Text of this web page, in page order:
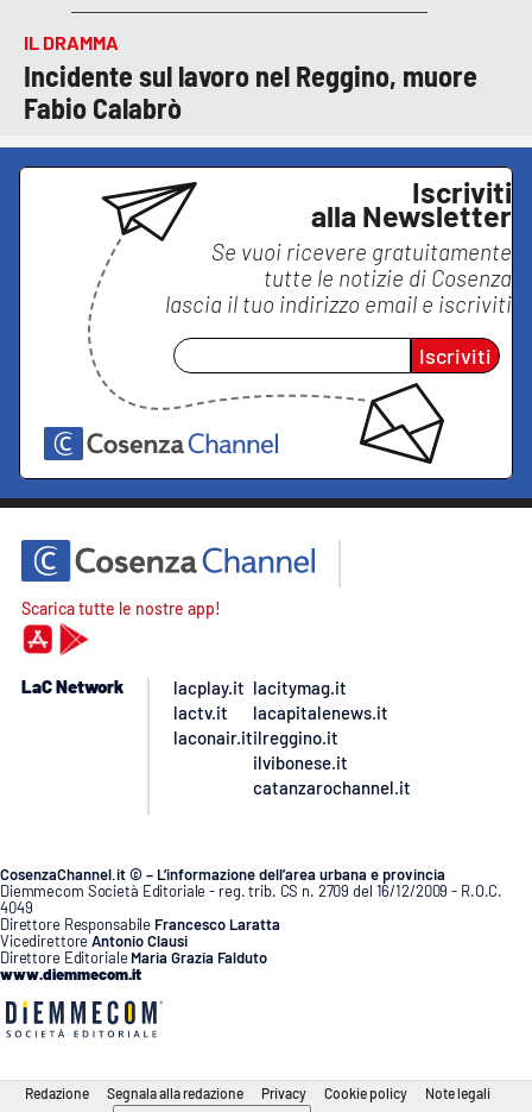
IL DRAMMA
Incidente sul lavoro nel Reggino, muore
Fabio Calabrò
Iscriviti
alla Newsletter
Se vuoi ricevere gratuitamente
tutte le notizie di Cosenza
lascia il tuo indirizzo email e iscriviti
Iscriviti
Scarica tutte le nostre app!
LaC Network
lacplay.it
lactv.it
laconair.it
lacitymag.it
lacapitalenews.it
ilreggino.it
ilvibonese.it
catanzarochannel.it
CosenzaChannel.it © – L’informazione dell’area urbana e provincia
Diemmecom Società Editoriale - reg. trib. CS n. 2709 del 16/12/2009 - R.O.C.
4049
Direttore Responsabile Francesco Laratta
VicedirettoreAntonio Clausi
Direttore Editoriale Maria Grazia Falduto
www.diemmecom.it
Redazione Segnala alla redazione Privacy Cookie policy Note legali